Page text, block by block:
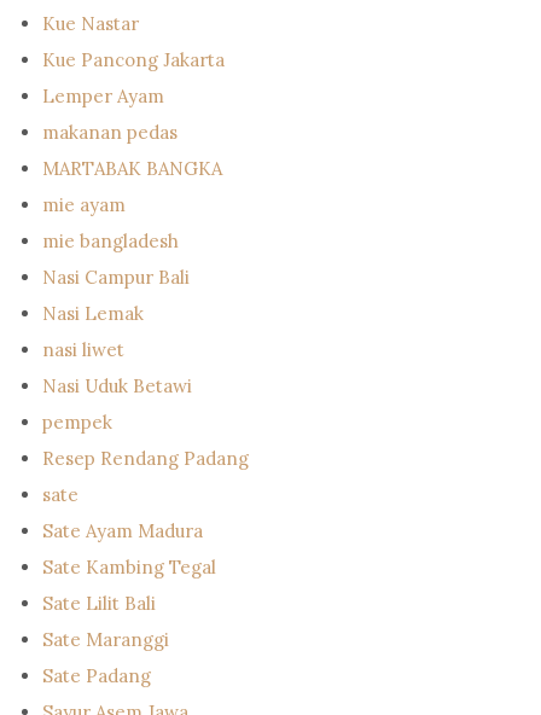
Kue Nastar
Kue Pancong Jakarta
Lemper Ayam
makanan pedas
MARTABAK BANGKA
mie ayam
mie bangladesh
Nasi Campur Bali
Nasi Lemak
nasi liwet
Nasi Uduk Betawi
pempek
Resep Rendang Padang
sate
Sate Ayam Madura
Sate Kambing Tegal
Sate Lilit Bali
Sate Maranggi
Sate Padang